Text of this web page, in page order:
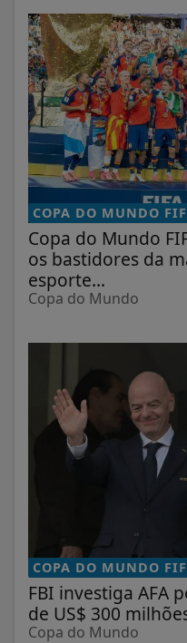
COPA DO MUNDO
Copa do Mundo
os bastidores da
esporte...
Copa do Mundo
COPA DO MUNDO
FBI investiga AFA
de US$ 300
Copa do Mundo